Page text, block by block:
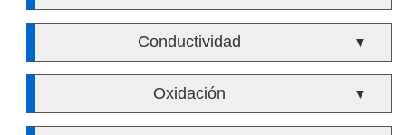
Conductividad ▼
Oxidación ▼